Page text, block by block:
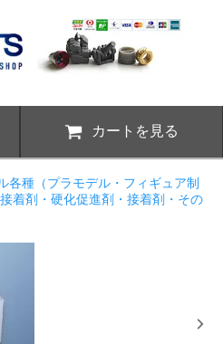
カートを見る
各種（プラモデル・フィギュア制
着剤・硬化促進剤・接着剤・その